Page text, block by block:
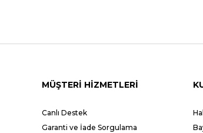
MÜŞTERİ HİZMETLERİ
Canlı Destek
Garanti ve İade Sorgulama